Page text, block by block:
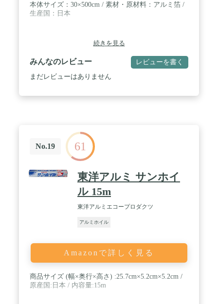
本体サイズ：30×500cm / 素材・原材料：アルミ箔 /
生産国：日本
続きを見る
みんなのレビュー レビューを書く
まだレビューはありません
No.19 61
東洋アルミ サンホイ
ル 15m
東洋アルミエコープロダクツ
アルミホイル
Amazonで詳しく見る
商品サイズ (幅×奥行×高さ) :25.7cm×5.2cm×5.2cm /
原産国:日本 / 内容量:15m